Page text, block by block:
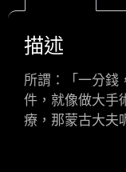
描述
所謂：「一分錢
件，就像做大手
療，那蒙古大夫